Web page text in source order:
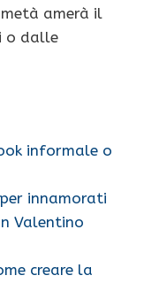
amerà il
o dalle
informale o
innamorati
Valentino
creare la